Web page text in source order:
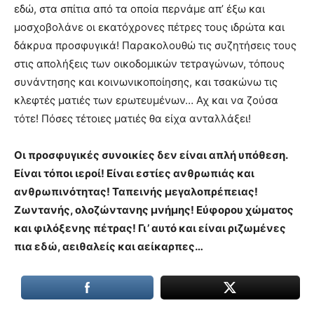
εδώ, στα σπίτια από τα οποία περνάμε απ’ έξω και
μοσχοβολάνε οι εκατόχρονες πέτρες τους ιδρώτα και
δάκρυα προσφυγικά! Παρακολουθώ τις συζητήσεις τους
στις απολήξεις των οικοδομικών τετραγώνων, τόπους
συνάντησης και κοινωνικοποίησης, και τσακώνω τις
κλεφτές ματιές των ερωτευμένων… Αχ και να ζούσα
τότε! Πόσες τέτοιες ματιές θα είχα ανταλλάξει!
Οι προσφυγικές συνοικίες δεν είναι απλή υπόθεση.
Είναι τόποι ιεροί! Είναι εστίες ανθρωπιάς και
ανθρωπινότητας! Ταπεινής μεγαλοπρέπειας!
Ζωντανής, ολοζώντανης μνήμης! Εύφορου χώματος
και φιλόξενης πέτρας! Γι’ αυτό και είναι ριζωμένες
πια εδώ, αειθαλείς και αείκαρπες…